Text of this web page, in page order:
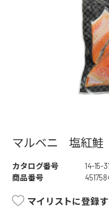
マルベニ 塩紅鮭
カタログ番号
14-15-
商品番号
マイリストに登録